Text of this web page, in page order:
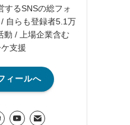
するSNSの総フォ
自らも登録者5.1万
動 / 上場企業含む
支援
ィールへ